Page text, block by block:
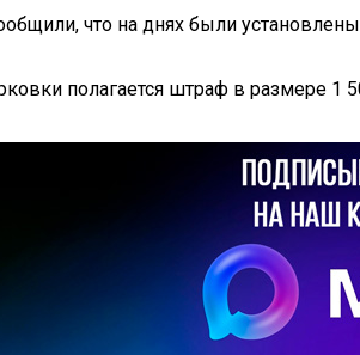
что на днях были
полагается штраф в размере 1